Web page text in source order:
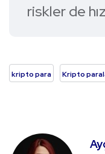
riskler de
kripto para Kripto